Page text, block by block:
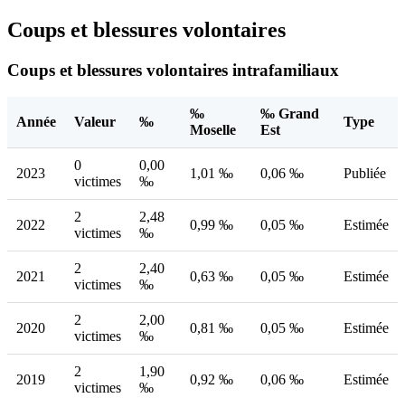
Coups et blessures volontaires
Coups et blessures volontaires intrafamiliaux
Année Valeur ‰
‰
Moselle
‰ Grand
Est
Type
2023
0
victimes
0,00
‰
1,01 ‰ 0,06 ‰ Publiée
2022
2
victimes
2,48
‰
0,99 ‰ 0,05 ‰ Estimée
2021
2
victimes
2,40
‰
0,63 ‰ 0,05 ‰ Estimée
2020
2
victimes
2,00
‰
0,81 ‰ 0,05 ‰ Estimée
2019
2
victimes
1,90
‰
0,92 ‰ 0,06 ‰ Estimée